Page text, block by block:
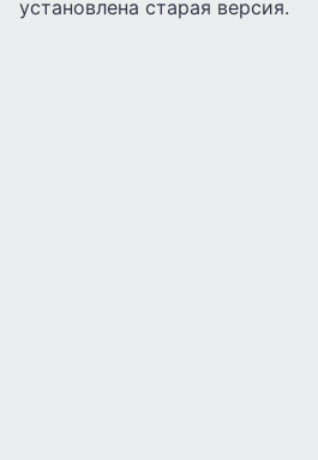
установлена старая версия.